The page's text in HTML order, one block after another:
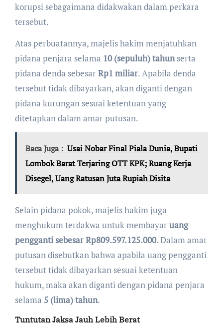
korupsi sebagaimana didakwakan dalam perkara
tersebut.
Atas perbuatannya, majelis hakim menjatuhkan
pidana penjara selama 10 (sepuluh) tahunserta
pidana denda sebesarRp1 miliar. Apabila denda
tersebut tidak dibayarkan, akan diganti dengan
pidana kurungan sesuai ketentuan yang
ditetapkan dalam amar putusan.
Baca Juga : Usai Nobar Final Piala Dunia, Bupati
Lombok Barat Terjaring OTT KPK; Ruang Kerja
Disegel, Uang Ratusan Juta Rupiah Disita
Selain pidana pokok, majelis hakim juga
menghukum terdakwa untuk membayaruang
pengganti sebesar Rp809.597.125.000. Dalam amar
putusan disebutkan bahwa apabila uang pengganti
tersebut tidak dibayarkan sesuai ketentuan
hukum, maka akan diganti dengan pidana penjara
selama 5 (lima) tahun.
Tuntutan Jaksa Jauh Lebih Berat